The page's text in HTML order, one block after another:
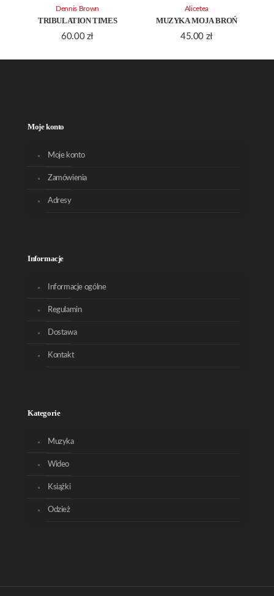
TRIBULATION TIMES
60.00 zł
Dennis Brown
MUZYKA MOJA BROŃ
45.00 zł
Alicetea
Moje konto
Moje konto
Zamówienia
Adresy
Informacje
Informacje ogólne
Regulamin
Dostawa
Kontakt
Kategorie
Muzyka
Wideo
Książki
Odzież